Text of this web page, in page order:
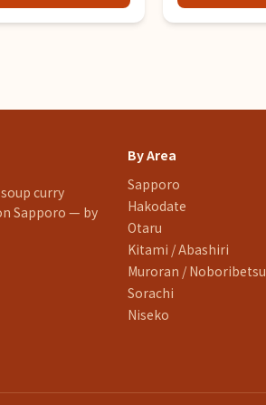
curry
Sapporo — by
By Area
Sapporo
Hakodate
Otaru
Kitami / Abashiri
Muroran / Noboribetsu
Sorachi
Niseko